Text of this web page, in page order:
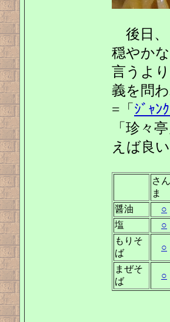
後日、
穏やか
言うよ
義を問
=「 ｼﾞｬﾝ
「珍々
えば良
さん
ま
醤油
○
塩
○
もりそ
ば
○
まぜそ
ば
○